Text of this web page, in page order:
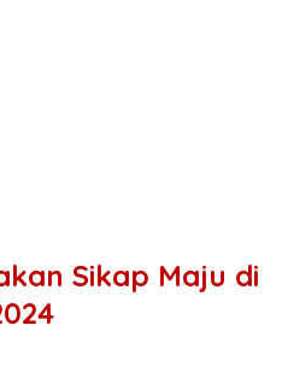
Sikap Maju di